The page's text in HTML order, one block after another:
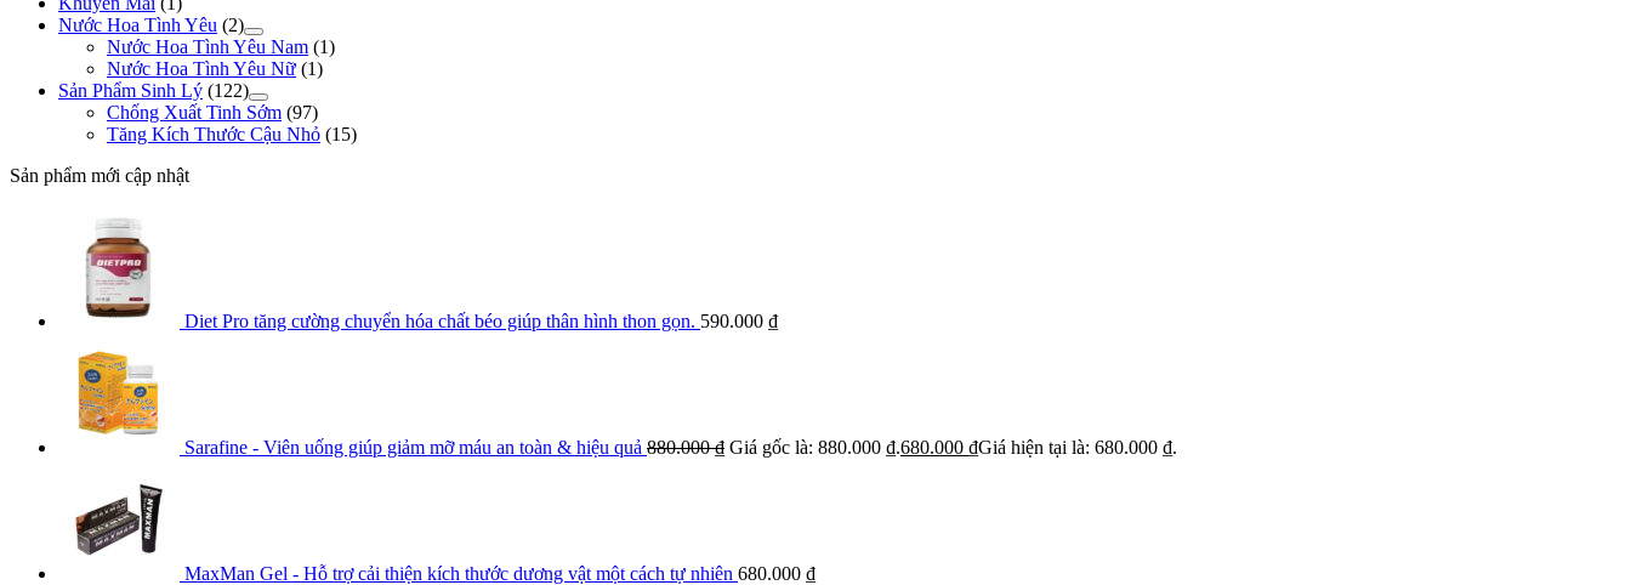
Nước Hoa Tình Yêu (2)
Nước Hoa Tình Yêu Nam (1)
Nước Hoa Tình Yêu Nữ (1)
Sản Phẩm Sinh Lý (122)
Chống Xuất Tinh Sớm (97)
Tăng Kích Thước Cậu Nhỏ (15)
Sản phẩm mới cập nhật
Diet Pro tăng cường chuyển hóa chất béo giúp thân hình thon gọn. 590.000 ₫
Sarafine - Viên uống giúp giảm mỡ máu an toàn & hiệu quả 880.000₫ Giá gốc là: 880.000 ₫.680.000 ₫Giá hiện tại là: 680.000 ₫.
MaxMan Gel - Hỗ trợ cải thiện kích thước dương vật một cách tự nhiên 680.000 ₫